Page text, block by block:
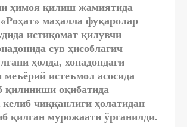
ҳимоя қилиш жамиятида
маҳалла фуқаролар
истиқомат қилувчи
сув ҳисоблагич
ҳолда, хонадондаги
меъёрий истеъмол асосида
қилиниши оқибатида
келиб чиққанлиги ҳолатидан
қилган мурожаати ўрганилди.